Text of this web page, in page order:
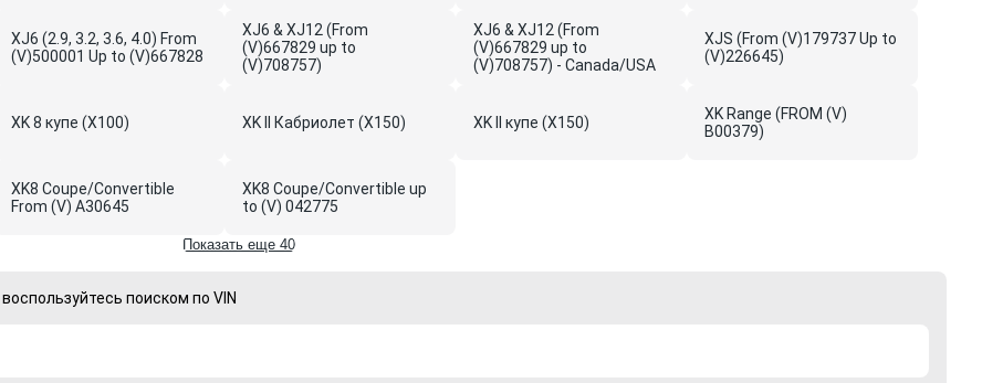
XJ6 (2.9, 3.2, 3.6, 4.0) From
(V)500001 Up to (V)667828
XJ6 & XJ12 (From
(V)667829 up to
(V)708757)
XJ6 & XJ12 (From
(V)667829 up to
(V)708757) - Canada/USA
XJS (From (V)179737 Up to
(V)226645)
XK 8 купе (X100) XK II Кабриолет (X150) XK II купе (X150)
XK Range (FROM (V)
B00379)
XK8 Coupe/Convertible
From (V) A30645
XK8 Coupe/Convertible up
to (V) 042775
Показать еще 40
поиском по VIN